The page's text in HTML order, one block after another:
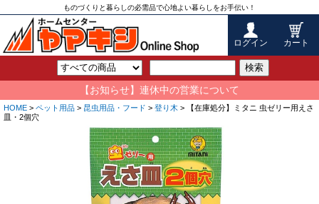
ものづくりと暮らしの必需品で心地よい暮らしをお手伝い！
ログイン カート
検索
【お知らせ】連休中の営業について
HOME > ペット用品 > 昆虫用品・フード > 登り木 > 【在庫処分】ミタニ 虫ゼリー用えさ
皿・2個穴